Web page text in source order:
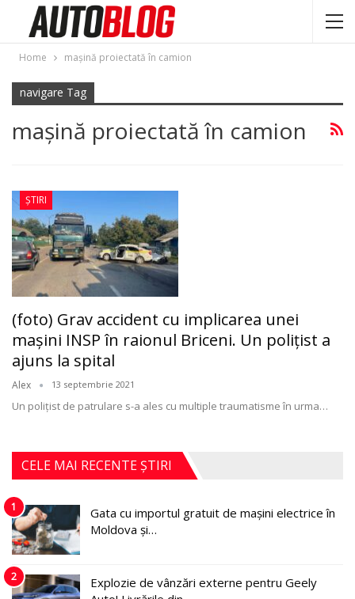
Home maşină proiectată în camion
navigare Tag
maşină proiectată în camion
ȘTIRI
(foto) Grav accident cu implicarea unei
maşini INSP în raionul Briceni. Un poliţist a
ajuns la spital
Alex 13 septembrie 2021
Un polițist de patrulare s-a ales cu multiple traumatisme în urma…
CELE MAI RECENTE ȘTIRI
1
Gata cu importul gratuit de mașini electrice în
Moldova și…
2
Explozie de vânzări externe pentru Geely